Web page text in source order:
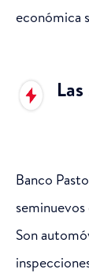
económica
Banco
Son